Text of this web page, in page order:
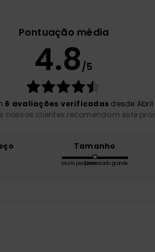
Pontuação média
4.8/5
6 avaliações verificadas desde Abril
nossos clientes recomendam este
Tamanho
Muito pequenoDemasiado grande